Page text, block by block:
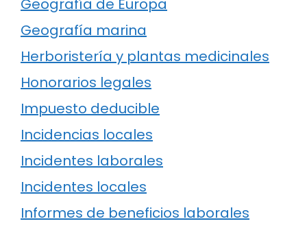
Geografía de Europa
Geografía marina
Herboristería y plantas medicinales
Honorarios legales
Impuesto deducible
Incidencias locales
Incidentes laborales
Incidentes locales
Informes de beneficios laborales